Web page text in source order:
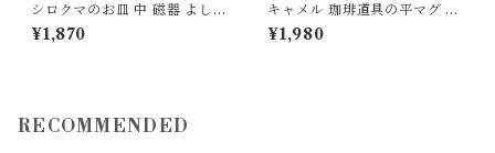
シロクマのお皿 中 磁器 よしざ
わ窯
¥1,870
キャメル 珈琲道具の平マグ 磁
器 よしざわ窯 益子
¥1,980
RECOMMENDED